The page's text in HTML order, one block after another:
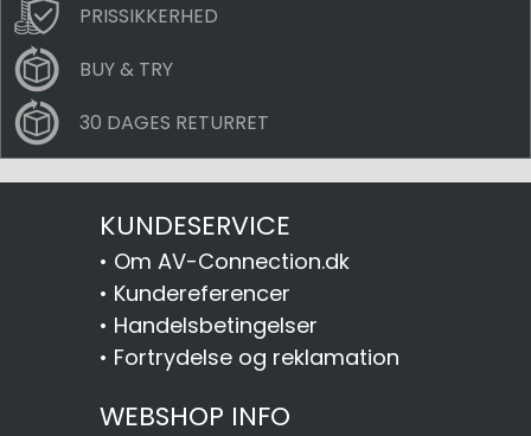
PRISSIKKERHED
BUY & TRY
30 DAGES RETURRET
KUNDESERVICE
• Om AV-Connection.dk
• Kundereferencer
• Handelsbetingelser
• Fortrydelse og reklamation
WEBSHOP INFO